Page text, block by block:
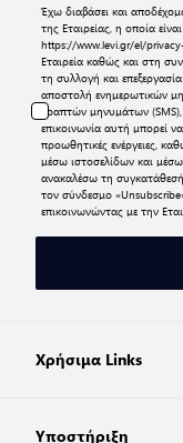
Έχω διαβάσει και
της Εταιρείας, η οποία
https://www.levi.gr/el/
Εταιρεία καθώς και στη
τη συλλογή και
αποστολή ενημερωτικών
γραπτών μηνυμάτων
επικοινωνία αυτή μπορεί
προωθητικές ενέργειες,
μέσω ιστοσελίδων και
ανακαλέσω τη
τον σύνδεσμο
επικοινωνώντας με την
Χρήσιμα Links
Υποστήριξη